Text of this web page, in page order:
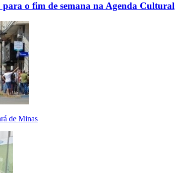
para o fim de semana na Agenda Cultural
de Minas